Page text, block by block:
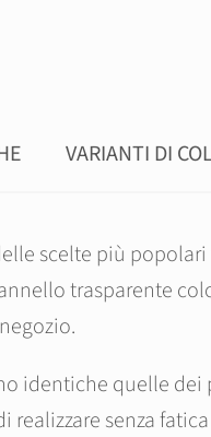
VARIANTI DI
scelte più
trasparente
identiche quelle dei
realizzare senza